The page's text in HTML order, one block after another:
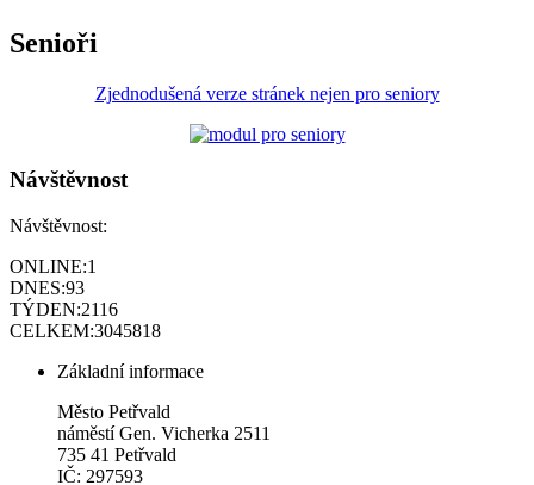
Senioři
Zjednodušená verze stránek nejen pro seniory
Návštěvnost
Návštěvnost:
ONLINE:1
DNES:93
TÝDEN:2116
CELKEM:3045818
Základní informace
Město Petřvald
náměstí Gen. Vicherka 2511
735 41 Petřvald
IČ: 297593